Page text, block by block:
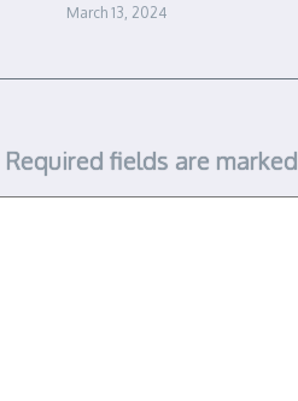
March 13, 2024
Required fields are marked